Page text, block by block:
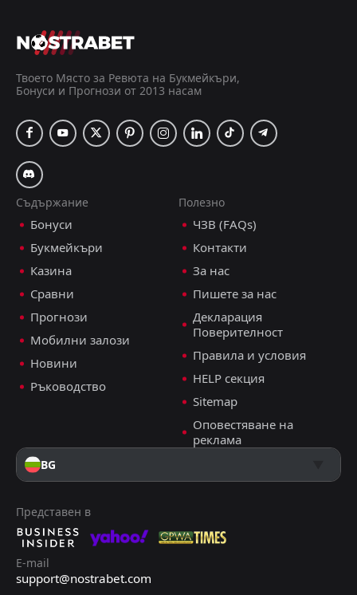
Твоето Място за Ревюта на Букмейкъри,
Бонуси и Прогнози от 2013 насам
Съдържание
Бонуси
Букмейкъри
Казина
Сравни
Прогнози
Мобилни залози
Новини
Ръководство
Полезно
ЧЗВ (FAQs)
Контакти
За нас
Пишете за нас
Декларация
Поверителност
Правила и условия
HELP секция
Sitemap
Оповестяване на
реклама
BG
Представен в
E-mail
support@nostrabet.com